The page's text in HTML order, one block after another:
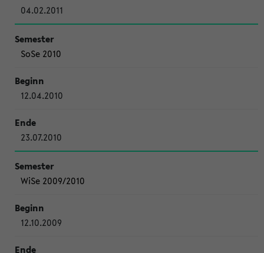
04.02.2011
SoSe 2010
12.04.2010
23.07.2010
WiSe 2009/2010
12.10.2009